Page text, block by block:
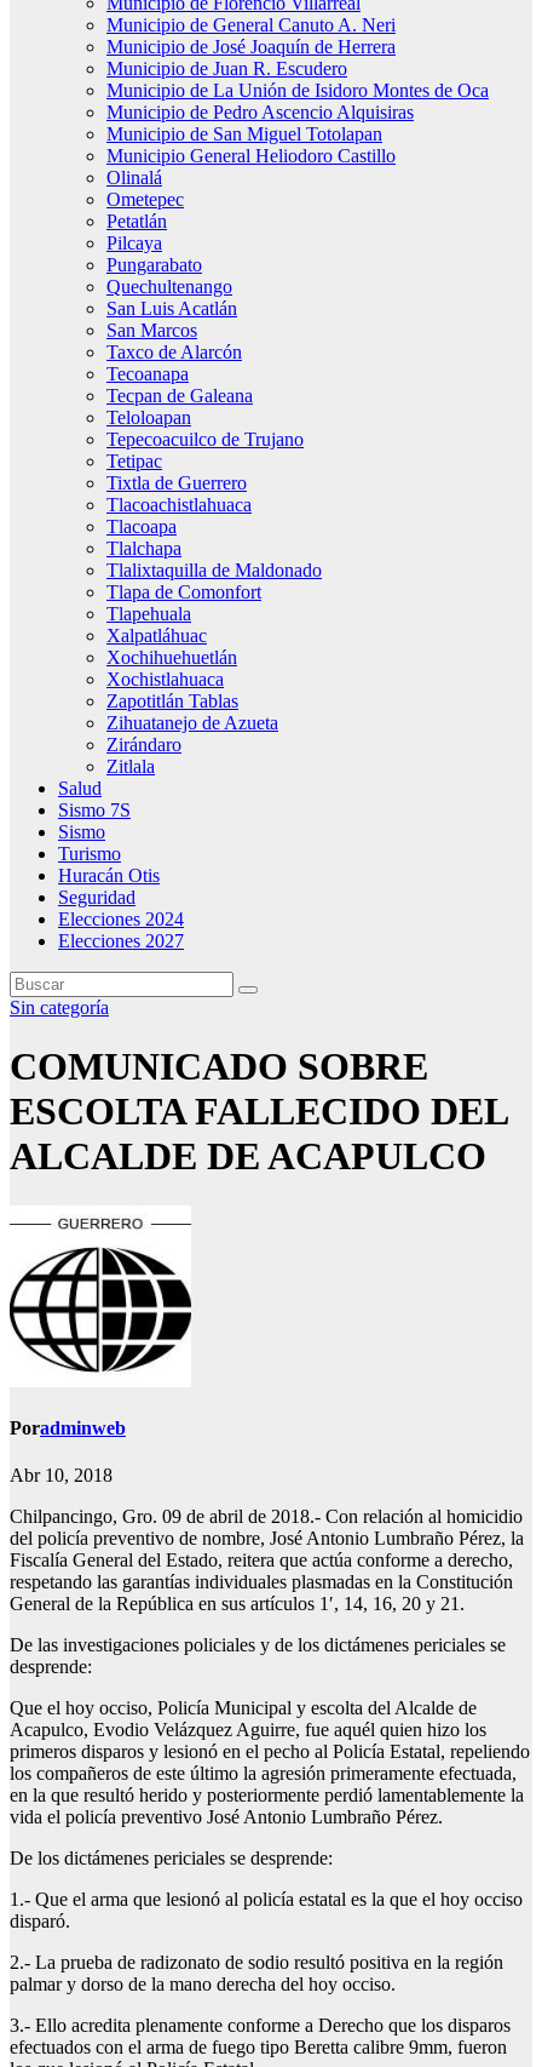
Municipio de General Canuto A. Neri
Municipio de José Joaquín de Herrera
Municipio de Juan R. Escudero
Municipio de La Unión de Isidoro Montes de Oca
Municipio de Pedro Ascencio Alquisiras
Municipio de San Miguel Totolapan
Municipio General Heliodoro Castillo
Olinalá
Ometepec
Petatlán
Pilcaya
Pungarabato
Quechultenango
San Luis Acatlán
San Marcos
Taxco de Alarcón
Tecoanapa
Tecpan de Galeana
Teloloapan
Tepecoacuilco de Trujano
Tetipac
Tixtla de Guerrero
Tlacoachistlahuaca
Tlacoapa
Tlalchapa
Tlalixtaquilla de Maldonado
Tlapa de Comonfort
Tlapehuala
Xalpatláhuac
Xochihuehuetlán
Xochistlahuaca
Zapotitlán Tablas
Zihuatanejo de Azueta
Zirándaro
Zitlala
Salud
Sismo 7S
Sismo
Turismo
Huracán Otis
Seguridad
Elecciones 2024
Elecciones 2027
Sin categoría
COMUNICADO SOBRE
ESCOLTA FALLECIDO DEL
ALCALDE DE ACAPULCO
Poradminweb
Abr 10, 2018
Chilpancingo, Gro. 09 de abril de 2018.- Con relación al homicidio
del policía preventivo de nombre, José Antonio Lumbraño Pérez, la
Fiscalía General del Estado, reitera que actúa conforme a derecho,
respetando las garantías individuales plasmadas en la Constitución
General de la República en sus artículos 1′, 14, 16, 20 y 21.
De las investigaciones policiales y de los dictámenes periciales se
desprende:
Que el hoy occiso, Policía Municipal y escolta del Alcalde de
Acapulco, Evodio Velázquez Aguirre, fue aquél quien hizo los
primeros disparos y lesionó en el pecho al Policía Estatal, repeliendo
los compañeros de este último la agresión primeramente efectuada,
en la que resultó herido y posteriormente perdió lamentablemente la
vida el policía preventivo José Antonio Lumbraño Pérez.
De los dictámenes periciales se desprende:
1.- Que el arma que lesionó al policía estatal es la que el hoy occiso
disparó.
2.- La prueba de radizonato de sodio resultó positiva en la región
palmar y dorso de la mano derecha del hoy occiso.
3.- Ello acredita plenamente conforme a Derecho que los disparos
efectuados con el arma de fuego tipo Beretta calibre 9mm, fueron